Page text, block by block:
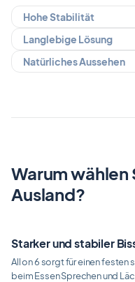
Hohe Stabilität
Langlebige Lösung
Natürliches Aussehen
Warum wählen
Ausland?
Starker und stabiler
All on 6 sorgt für einen festen
beim Essen Sprechen und